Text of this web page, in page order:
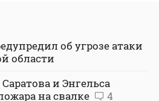
об угрозе атаки
области
и Энгельса
на свалке
4